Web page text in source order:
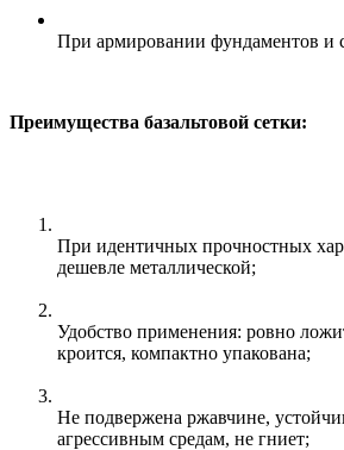
При армировании фундаментов и
Преимущества базальтовой сетки:
При идентичных прочностных
дешевле металлической;
Удобство применения: ровно
кроится, компактно упакована;
Не подвержена ржавчине,
агрессивным средам, не гниет;